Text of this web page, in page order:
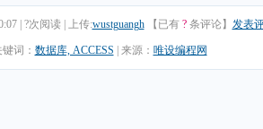
?次阅读 上传:wustguangh 【已有 ? 条评论】 发表
键词： 数据库, ACCESS 来源： 唯设编程网